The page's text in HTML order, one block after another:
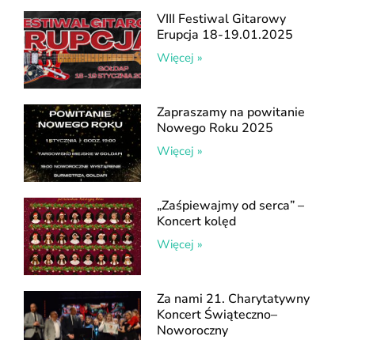
VIII Festiwal Gitarowy
Erupcja 18-19.01.2025
Więcej »
Zapraszamy na powitanie
Nowego Roku 2025
Więcej »
„Zaśpiewajmy od serca” –
Koncert kolęd
Więcej »
Za nami 21. Charytatywny
Koncert Świąteczno–
Noworoczny